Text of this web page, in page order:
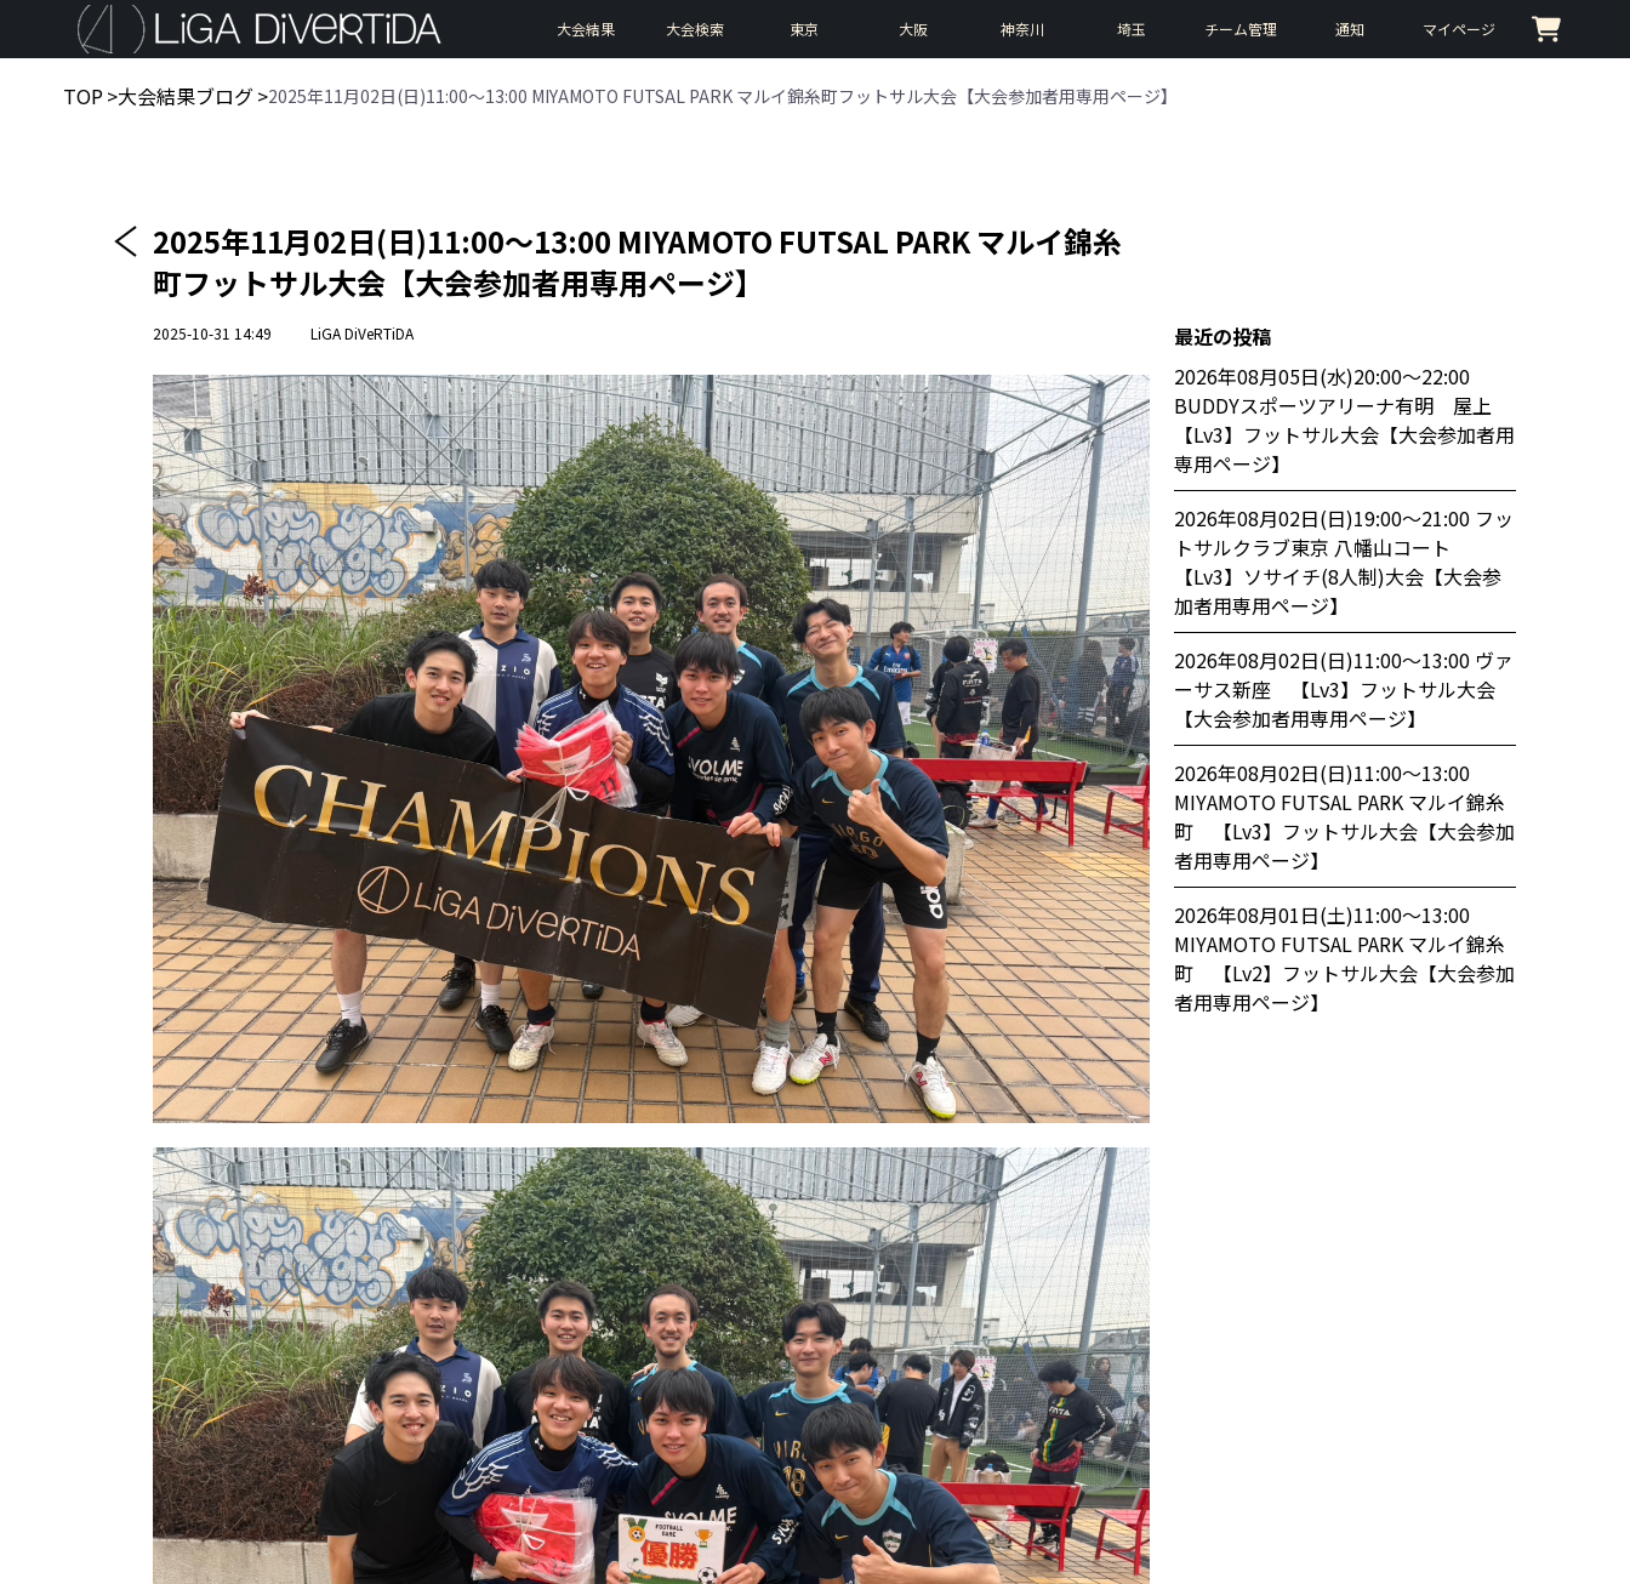
大会結果 大会検索 東京 大阪 神奈川 埼玉 チーム管理 通知 マイページ
TOP>大会結果ブログ>2025年11月02日(日)11:00〜13:00 MIYAMOTO FUTSAL PARK マルイ錦糸町フットサル大会【大会参加者用専用ページ】
2025年11月02日(日)11:00〜13:00 MIYAMOTO FUTSAL PARK マルイ錦糸
町フットサル大会【大会参加者用専用ページ】
2025-10-31 14:49 LiGA DiVeRTiDA
最近の投稿
2026年08月05日(水)20:00〜22:00
BUDDYスポーツアリーナ有明 屋上
【Lv3】フットサル大会【大会参加者用
専用ページ】
2026年08月02日(日)19:00〜21:00 フッ
トサルクラブ東京 八幡山コート
【Lv3】ソサイチ(8人制)大会【大会参
加者用専用ページ】
2026年08月02日(日)11:00〜13:00 ヴァ
ーサス新座 【Lv3】フットサル大会
【大会参加者用専用ページ】
2026年08月02日(日)11:00〜13:00
MIYAMOTO FUTSAL PARK マルイ錦糸
町 【Lv3】フットサル大会【大会参加
者用専用ページ】
2026年08月01日(土)11:00〜13:00
MIYAMOTO FUTSAL PARK マルイ錦糸
町 【Lv2】フットサル大会【大会参加
者用専用ページ】